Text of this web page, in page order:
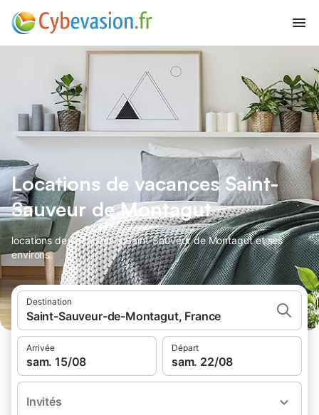
Locations de vacances Saint-
Sauveur de Montagut
locations de vacances à Saint-Sauveur de Montagut et ses
environs.
Destination
Saint-Sauveur-de-Montagut, France
Arrivée
sam. 15/08
Départ
sam. 22/08
Invités